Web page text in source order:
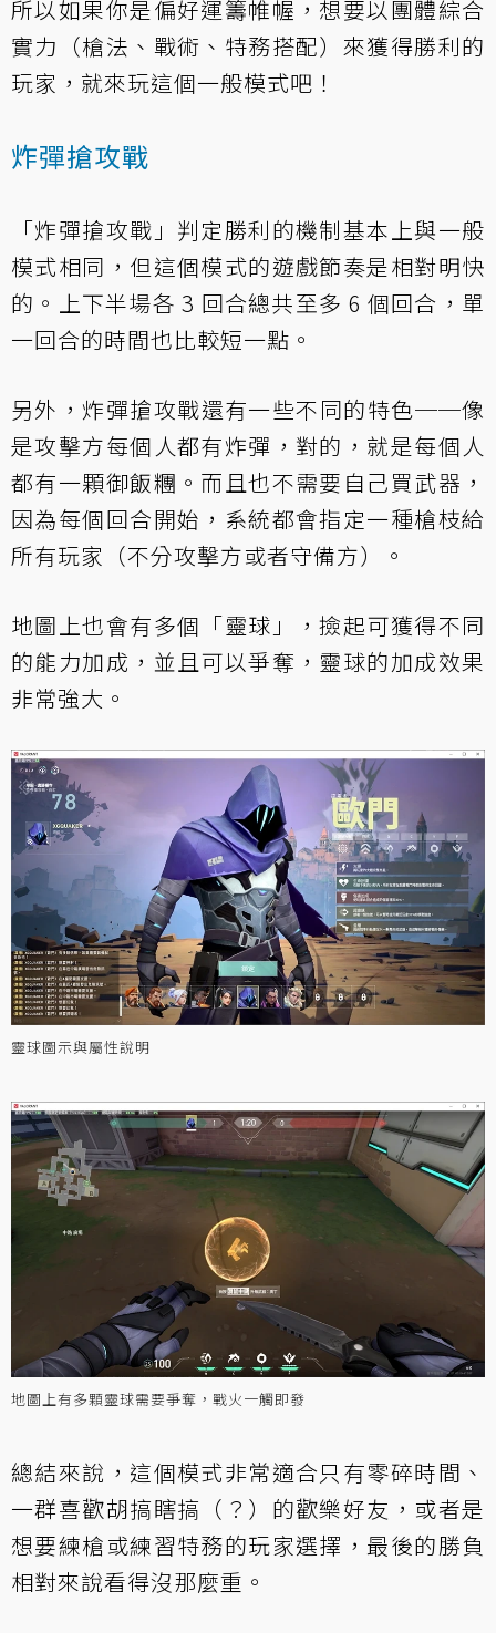
所以如果你是偏好運籌帷幄，想要以團體綜合
實力（槍法、戰術、特務搭配）來獲得勝利的
玩家，就來玩這個一般模式吧！
炸彈搶攻戰
「炸彈搶攻戰」判定勝利的機制基本上與一般
模式相同，但這個模式的遊戲節奏是相對明快
的。上下半場各 3 回合總共至多 6 個回合，單
一回合的時間也比較短一點。
另外，炸彈搶攻戰還有一些不同的特色──像
是攻擊方每個人都有炸彈，對的，就是每個人
都有一顆御飯糰。而且也不需要自己買武器，
因為每個回合開始，系統都會指定一種槍枝給
所有玩家（不分攻擊方或者守備方）。
地圖上也會有多個「靈球」，撿起可獲得不同
的能力加成，並且可以爭奪，靈球的加成效果
非常強大。
靈球圖示與屬性說明
地圖上有多顆靈球需要爭奪，戰火一觸即發
總結來說，這個模式非常適合只有零碎時間、
一群喜歡胡搞瞎搞（？）的歡樂好友，或者是
想要練槍或練習特務的玩家選擇，最後的勝負
相對來說看得沒那麼重。